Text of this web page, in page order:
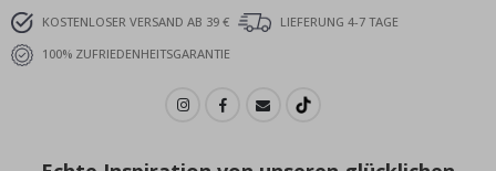
KOSTENLOSER VERSAND AB 39 €
LIEFERUNG 4-7 TAGE
100% ZUFRIEDENHEITSGARANTIE